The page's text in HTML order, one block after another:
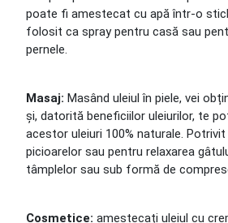
poate fi amestecat cu apă într-o
folosit ca spray pentru casă sau
pernele.
Masaj: Masând uleiul în piele, vei
și, datorită beneficiilor uleiurilor, te
acestor uleiuri 100% naturale.
picioarelor sau pentru relaxarea
tâmplelor sau sub formă de
Cosmetice: amestecați uleiul cu